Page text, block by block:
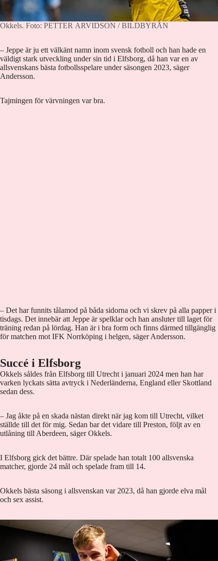
Okkels. Foto: PETTER ARVIDSON / BILDBYRÅN
– Jeppe är ju ett välkänt namn inom svensk fotboll och han hade en
väldigt stark utveckling under sin tid i Elfsborg, då han var en av
allsvenskans bästa fotbollsspelare under säsongen 2023, säger
Andersson.
Tajmingen för värvningen var bra.
– Det har funnits tålamod på båda sidorna och vi skrev på alla papper i
tisdags. Det innebär att Jeppe är spelklar och han ansluter till laget för
träning redan på lördag. Han är i bra form och finns därmed tillgänglig
för matchen mot IFK Norrköping i helgen, säger Andersson.
Succé i Elfsborg
Okkels såldes från Elfsborg till Utrecht i januari 2024 men han har
varken lyckats sätta avtryck i Nederländerna, England eller Skottland
sedan dess.
– Jag åkte på en skada nästan direkt när jag kom till Utrecht, vilket
ställde till det för mig. Sedan bar det vidare till Preston, följt av en
utlåning till Aberdeen, säger Okkels.
I Elfsborg gick det bättre. Där spelade han totalt 100 allsvenska
matcher, gjorde 24 mål och spelade fram till 14.
Okkels bästa säsong i allsvenskan var 2023, då han gjorde elva mål
och sex assist.